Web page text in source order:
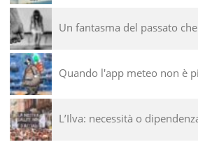
Un fantasma del passato
Quando l'app meteo non è
L’Ilva: necessità o